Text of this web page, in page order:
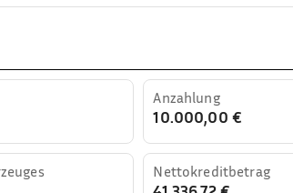
Anzahlung
10.000,00 €
Nettokreditbetrag